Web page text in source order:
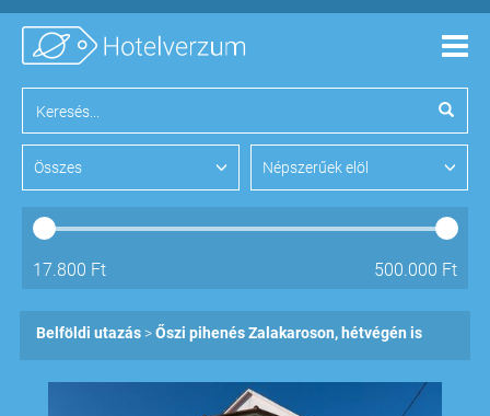
Összes Népszerűek elöl
17.800 Ft 500.000 Ft
Belföldi utazás Őszi pihenés Zalakaroson, hétvégén is